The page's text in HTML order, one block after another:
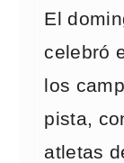
El
celebró
los
pista,
atletas